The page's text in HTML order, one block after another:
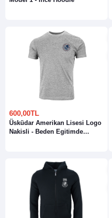
600,00TL
Üsküdar Amerikan Lisesi Logo
Nakisli - Beden Egitimde